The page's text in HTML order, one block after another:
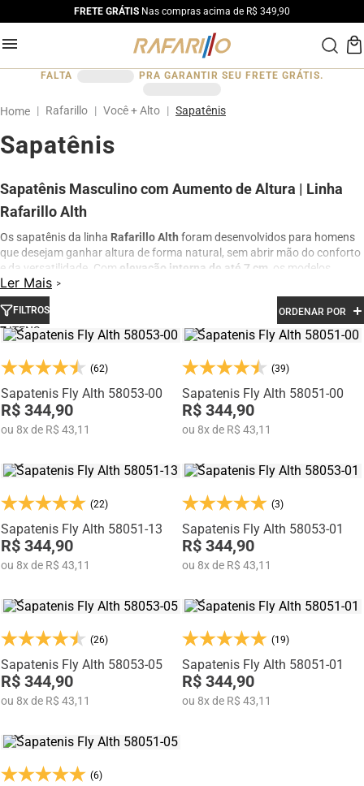
FRETE GRÁTIS Nas compras acima de R$ 349,90
FALTA PRA GARANTIR SEU FRETE GRÁTIS.
Rafarillo Você + Alto Sapatênis
Sapatênis
Sapatênis Masculino com Aumento de Altura | Linha
Rafarillo Alth
Os sapatênis da linha Rafarillo Alth foram desenvolvidos para homens
que desejam ganhar altura de forma natural, sem abrir mão do conforto
e da versatilidade. Com elevação interna de até 7 cm , os modelos
combinam design moderno, tecnologia e acabamento premium para
diferentes momentos do dia.
Produzidos em
durabilidade, respirabilidade e conforto prolongado. São ideais para
passeios, viagens e ocasiões que pedem praticidade sem perder a
Fabricados pela
, marca com mais de
tradição em Franca
, os modelos da linha Alth unem qualidade, inovação
e estilo em um único calçado.
Ler Mais
FILTROS ORDENAR POR
7
(62)
Sapatenis Fly Alth 58053-00
R$ 344,90
ou 8xde R$ 43,11
(39)
Sapatenis Fly Alth 58051-00
R$ 344,90
ou 8xde R$ 43,11
(22)
Sapatenis Fly Alth 58051-13
R$ 344,90
ou 8xde R$ 43,11
(3)
Sapatenis Fly Alth 58053-01
R$ 344,90
ou 8xde R$ 43,11
(26)
Sapatenis Fly Alth 58053-05
R$ 344,90
ou 8xde R$ 43,11
(19)
Sapatenis Fly Alth 58051-01
R$ 344,90
ou 8xde R$ 43,11
(6)